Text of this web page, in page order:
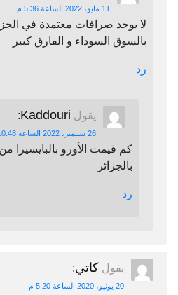
11 مايو، 2022 الساعة 5:36 م
لا يوجد صرافات معتمدة في
بالسوق السوداء و الفارق كبير
رد
يقول Kaddouri
:
26 سبتمبر، 2022 الساعة 10:48 ص
كم قيمت الأورو بالبايسيرا
بالجزائر
رد
يقول كاتي:
20 يونيو، 2020 الساعة 5:20 م